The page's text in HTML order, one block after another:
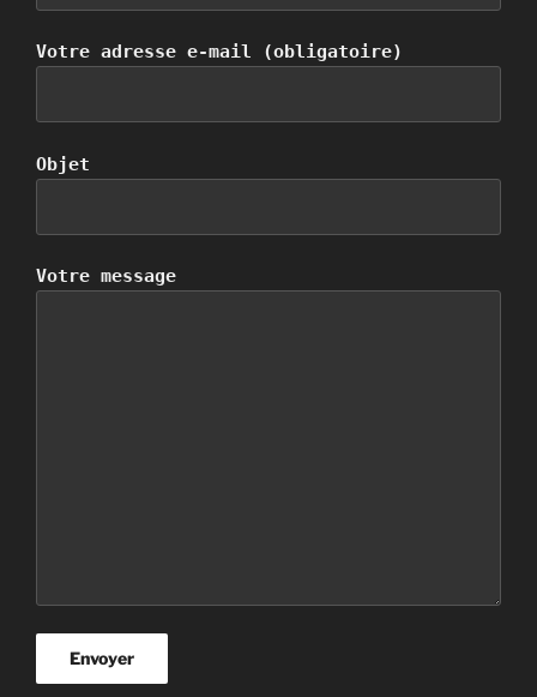
Votre adresse e-mail (obligatoire)
Objet
Votre message